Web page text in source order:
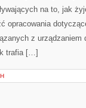
na to, jak
opracowania
z urządzaniem
trafia […]